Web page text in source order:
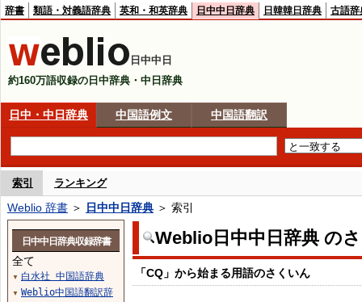
辞書 類語・対義語辞典 英和・和英辞典 日中中日辞典 日韓韓日辞典 古語辞
日中中日
約160万語収録の日中辞典・中日辞典
日中・中日辞典 中国語例文 中国語翻訳
索引 ランキング
Weblio 辞書 ＞ 日中中日辞典 ＞ 索引
Weblio日中中日辞典 の
「CQ」から始まる用語のさくいん
日中中日辞典収録辞書
全て
▼ 白水社 中国語辞典
▼ Weblio中国語翻訳辞